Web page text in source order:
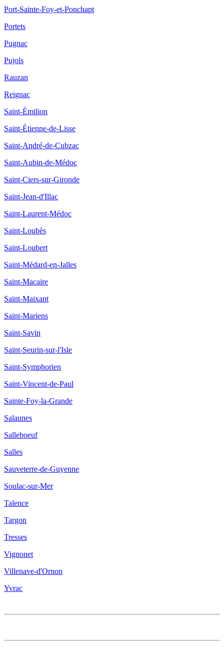
Port-Sainte-Foy-et-Ponchapt
Portets
Pugnac
Pujols
Rauzan
Reignac
Saint-Émilion
Saint-Étienne-de-Lisse
Saint-André-de-Cubzac
Saint-Aubin-de-Médoc
Saint-Ciers-sur-Gironde
Saint-Jean-d'Illac
Saint-Laurent-Médoc
Saint-Loubès
Saint-Loubert
Saint-Médard-en-Jalles
Saint-Macaire
Saint-Maixant
Saint-Mariens
Saint-Savin
Saint-Seurin-sur-l'Isle
Saint-Symphorien
Saint-Vincent-de-Paul
Sainte-Foy-la-Grande
Salaunes
Salleboeuf
Salles
Sauveterre-de-Guyenne
Soulac-sur-Mer
Talence
Targon
Tresses
Vignonet
Villenave-d'Ornon
Yvrac